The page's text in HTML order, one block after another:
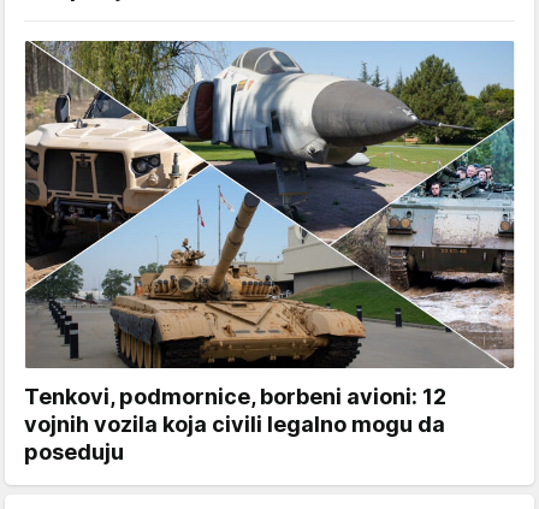
Tenkovi, podmornice, borbeni avioni: 12
vojnih vozila koja civili legalno mogu da
poseduju